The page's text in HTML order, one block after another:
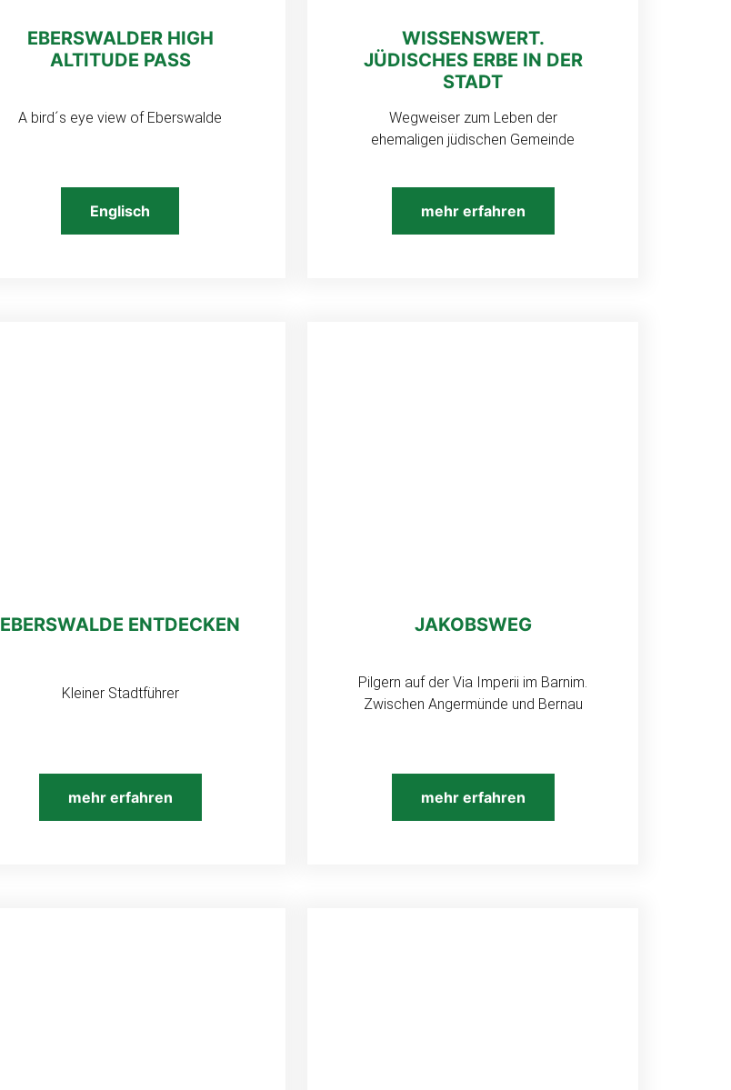
EBERSWALDER HIGH
ALTITUDE PASS
A bird´s eye view of Eberswalde
Englisch
WISSENSWERT.
JÜDISCHES ERBE IN DER
STADT
Wegweiser zum Leben der
ehemaligen jüdischen Gemeinde
mehr erfahren
EBERSWALDE ENTDECKEN
Kleiner Stadtführer
mehr erfahren
JAKOBSWEG
Pilgern auf der Via Imperii im Barnim.
Zwischen Angermünde und Bernau
mehr erfahren